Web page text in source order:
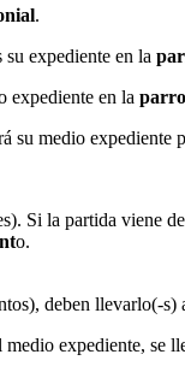
.
su expediente en la
expediente en la
su medio
Si la partida viene
o.
deben llevarlo(-s)
expediente, se